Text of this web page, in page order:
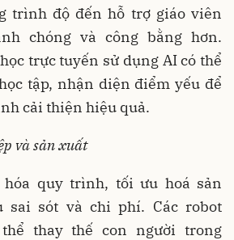
trình độ đến hỗ trợ giáo viên
chóng và công bằng hơn.
trực tuyến sử dụng AI có thể
tập, nhận diện điểm yếu để
cải thiện hiệu quả.
và sản xuất
quy trình, tối ưu hoá sản
sai sót và chi phí. Các robot
thay thế con người trong